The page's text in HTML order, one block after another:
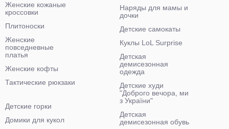
Женские кожаные
кроссовки
Плитоноски
Женские
повседневные
платья
Женские кофты
Тактические рюкзаки
Наряды для мамы и
дочки
Детские самокаты
Куклы LoL Surprise
Детская
демисезонная
одежда
Детские худи
"Доброго вечора, ми
з України"
Детская
демисезонная обувь
Детские горки
Домики для кукол